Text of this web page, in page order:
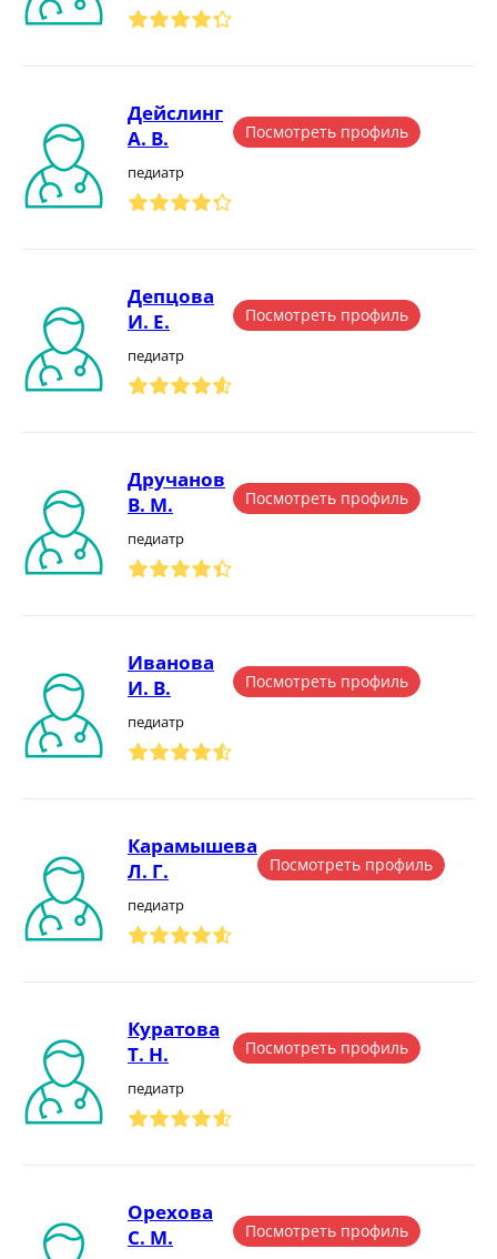
Дейслинг
А. В.
педиатр
Посмотреть профиль
Депцова
И. Е.
педиатр
Посмотреть профиль
Дручанов
В. М.
педиатр
Посмотреть профиль
Иванова
И. В.
педиатр
Посмотреть профиль
Карамышева
Л. Г.
педиатр
Посмотреть профиль
Куратова
Т. Н.
педиатр
Посмотреть профиль
Орехова
С. М.
Посмотреть профиль